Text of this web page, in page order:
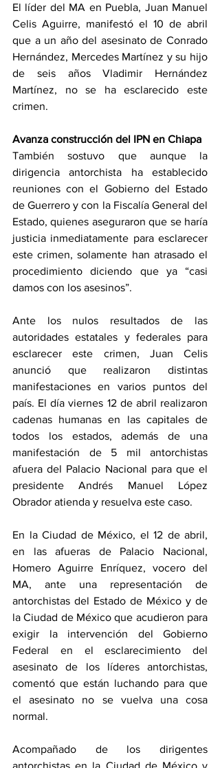
El líder del MA en Puebla, Juan Manuel
Celis Aguirre, manifestó el 10 de abril
que a un año del asesinato de Conrado
Hernández, Mercedes Martínez y su hijo
de seis años Vladimir Hernández
Martínez, no se ha esclarecido este
crimen.
Avanza construcción del IPN en Chiapa
También sostuvo que aunque la
dirigencia antorchista ha establecido
reuniones con el Gobierno del Estado
de Guerrero y con la Fiscalía General del
Estado, quienes aseguraron que se haría
justicia inmediatamente para esclarecer
este crimen, solamente han atrasado el
procedimiento diciendo que ya “casi
damos con los asesinos”.
Ante los nulos resultados de las
autoridades estatales y federales para
esclarecer este crimen, Juan Celis
anunció que realizaron distintas
manifestaciones en varios puntos del
país. El día viernes 12 de abril realizaron
cadenas humanas en las capitales de
todos los estados, además de una
manifestación de 5 mil antorchistas
afuera del Palacio Nacional para que el
presidente Andrés Manuel López
Obrador atienda y resuelva este caso.
En la Ciudad de México, el 12 de abril,
en las afueras de Palacio Nacional,
Homero Aguirre Enríquez, vocero del
MA, ante una representación de
antorchistas del Estado de México y de
la Ciudad de México que acudieron para
exigir la intervención del Gobierno
Federal en el esclarecimiento del
asesinato de los líderes antorchistas,
comentó que están luchando para que
el asesinato no se vuelva una cosa
normal.
Acompañado de los dirigentes
antorchistas en la Ciudad de México y